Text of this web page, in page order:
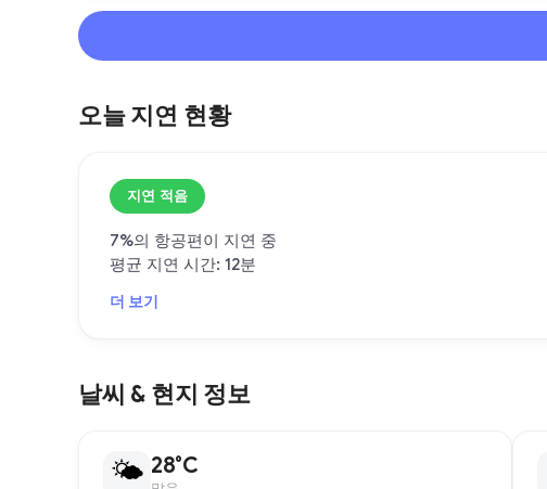
오늘 지연 현황
지연 적음
7%의 항공편이 지연 중
평균 지연 시간: 12분
더 보기
날씨 & 현지 정보
🌤 28°C